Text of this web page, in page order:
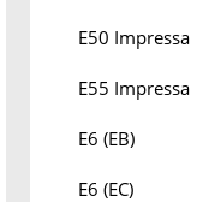
E50 Impressa
E55 Impressa
E6 (EB)
E6 (EC)